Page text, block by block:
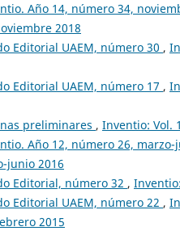
Año 14, número 34,
2018
Editorial UAEM, número 30 ,
Editorial UAEM, número 17 ,
preliminares , Inventio: Vol.
Año 12, número 26, marzo-
junio 2016
Editorial, número 32 ,
Editorial UAEM, número 22 ,
2015